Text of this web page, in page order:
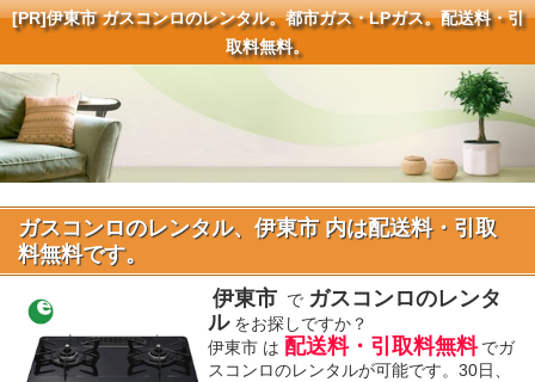
[PR]伊東市 ガスコンロのレンタル。都市ガス・LPガス。配送料・引
取料無料。
ガスコンロのレンタル、伊東市 内は配送料・引取
料無料です。
伊東市 で ガスコンロのレンタ
ル をお探しですか？
伊東市 は 配送料・引取料無料 でガ
スコンロのレンタルが可能です。30日、